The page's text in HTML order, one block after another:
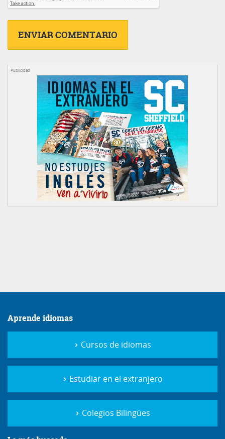
Publicidad
Aprende idiomas
Cursos de idiomas
Estudiar en el extranjero
Colegios Bilingües